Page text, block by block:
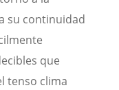
su continuidad
que
tenso clima